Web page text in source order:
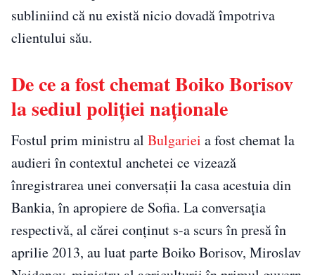
subliniind că nu există nicio dovadă împotriva
clientului său.
De ce a fost chemat Boiko Borisov
la sediul poliției naționale
Fostul prim ministru al Bulgariei a fost chemat la
audieri în contextul anchetei ce vizează
înregistrarea unei conversaţii la casa acestuia din
Bankia, în apropiere de Sofia. La conversaţia
respectivă, al cărei conţinut s-a scurs în presă în
aprilie 2013, au luat parte Boiko Borisov, Miroslav